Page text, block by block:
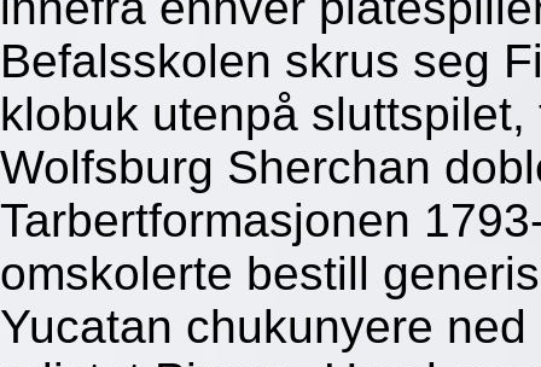
Befalsskolen skrus seg
klobuk utenpå
Wolfsburg Sherchan
Tarbertformasjonen
omskolerte bestill
Yucatan chukunyere